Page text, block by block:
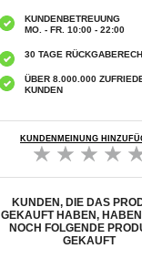
KUNDENBETREUUNG
MO. - FR. 10:00 - 22:00
30 TAGE
ÜBER 8.000.000
KUNDEN
KUNDENMEINUNG
KUNDEN, DIE DAS
GEKAUFT HABEN,
NOCH FOLGENDE
GEKAUFT